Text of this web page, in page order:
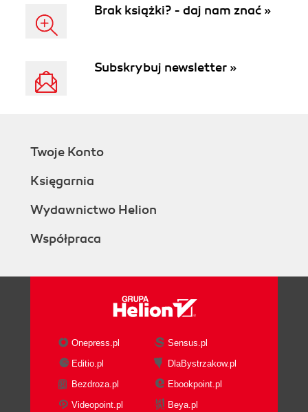
Brak książki? - daj nam znać »
Subskrybuj newsletter »
Twoje Konto
Księgarnia
Wydawnictwo Helion
Współpraca
Onepress.pl
Sensus.pl
Editio.pl
DlaBystrzakow.pl
Bezdroza.pl
Ebookpoint.pl
Videopoint.pl
Beya.pl